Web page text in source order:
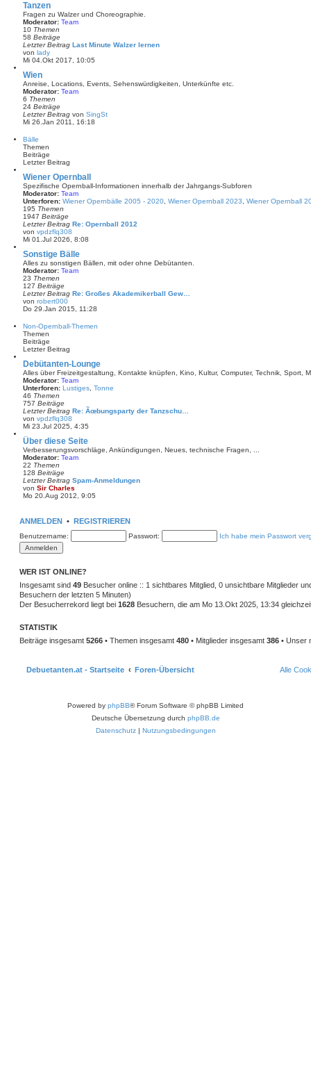
a
g
s
t
B
e
i
a
g
Tanzen
Fragen zu Walzer und Choreographie.
Moderator: Team
10 Themen
58 Beiträge
Letzter Beitrag Last Minute Walzer lernen
von lady
N
e
s
t
e
r
B
e
g
Mi 04.Okt 2017, 10:05
Wien
Anreise, Locations, Events, Sehenswürdigkeiten, Unterkünfte etc.
Moderator: Team
6 Themen
24 Beiträge
Letzter Beitrag von SingSt
e
t
g
Mi 26.Jan 2011, 16:18
Bälle
Themen
Beiträge
Letzter Beitrag
Wiener Opernball
Spezifische Opernball-Informationen innerhalb der Jahrgangs-Subforen
Moderator: Team
Unterforen: Wiener Opernbälle 2005 - 2020 Wiener Opernball 2023
Wiener Opernball
195 Themen
1947 Beiträge
Letzter Beitrag Re: Opernball 2012
von vpdzflq308
N
u
s
t
r
B
e
i
r
Mi 01.Jul 2026, 8:08
Sonstige Bälle
Alles zu sonstigen Bällen, mit oder ohne Debütanten.
Moderator: Team
23 Themen
127 Beiträge
Letzter Beitrag Re: Großes Akademikerball Gew…
von robert000
N
e
B
e
i
t
g
Do 29.Jan 2015, 11:28
Non-Opernball-Themen
Themen
Beiträge
Letzter Beitrag
Debütanten-Lounge
Alles über Freizeitgestaltung, Kontakte knüpfen, Kino, Kultur, Computer, Technik, Sport,
Moderator: Team
Unterforen: Lustiges Tonne
46 Themen
757 Beiträge
Letzter Beitrag Re: Ãœbungsparty der Tanzschu…
von vpdzflq308
N
u
s
t
r
B
e
i
a
g
Mi 23.Jul 2025, 4:35
Über diese Seite
Verbesserungsvorschläge, Ankündigungen, Neues, technische Fragen, ...
Moderator: Team
22 Themen
128 Beiträge
Letzter Beitrag Spam-Anmeldungen
von Sir Charles
e
s
t
i
r
a
Mo 20.Aug 2012, 9:05
ANMELDEN • REGISTRIEREN
Benutzername: Passwort: Ich habe mein Passwort
WER IST ONLINE?
Insgesamt sind 49 Besucher online :: 1 sichtbares Mitglied, 0 unsichtbare Mitglieder
Besuchern der letzten 5 Minuten)
Der Besucherrekord liegt bei 1628 Besuchern, die am Mo 13.Okt 2025, 13:34
STATISTIK
Beiträge insgesamt 5266 • Themen insgesamt 480 • Mitglieder insgesamt 386 • Unser
Debuetanten.at - Startseite Foren-Übersicht Alle
Powered by phpBB® Forum Software © phpBB Limited
Deutsche Übersetzung durch phpBB.de
Datenschutz| Nutzungsbedingungen